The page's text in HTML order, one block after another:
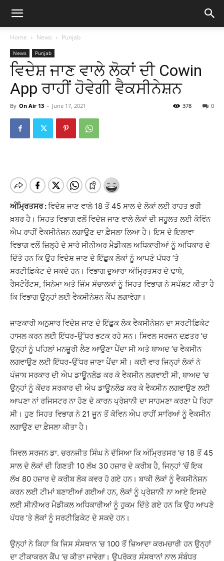
Home News Punjab
News Punjab
ਵਿਦੇਸ਼ ਜਾਣ ਵਾਲੇ ਲੋਕਾਂ ਦੀ Cowin
App ਰਾਹੀਂ ਹੋਵੇਗੀ ਵੈਕਸੀਨੇਸ਼ਨ
By On Air 13 - June 17, 2021 0
378
ਅੰਮ੍ਰਿਤਸਰ :ਵਿਦੇਸ਼ ਜਾਣ ਵਾਲੇ 18 ਤੋਂ 45 ਸਾਲ ਦੇ ਲੋਕਾਂ ਲਈ ਰਾਹਤ ਭਰੀ
ਖ਼ਬਰ ਹੈ। ਸਿਹਤ ਵਿਭਾਗ ਵਲੋਂ ਵਿਦੇਸ਼ ਜਾਣ ਵਾਲੇ ਲੋਕਾਂ ਦੀ ਸਹੂਲਤ ਲਈ ਕੋਵਿੰਨ
ਐਪ ਰਾਹੀਂ ਵੈਕਸੀਨੇਸ਼ਨ ਲਗਾਉਣ ਦਾ ਫ਼ੈਸਲਾ ਲਿਆ ਹੈ। ਇਸ ਦੇ ਇਲਾਵਾ
ਵਿਭਾਗ ਵਲੋਂ ਜ਼ਿਲ੍ਹੇ ਦੇ ਸਾਰੇ ਸੀਨੀਅਰ ਮੈਡੀਕਲ ਅਧਿਕਾਰੀਆਂ ਨੂੰ ਅਧਿਕਾਰ ਦੇ
ਦਿੱਤੇ ਹਨ ਕਿ ਉਹ ਵਿਦੇਸ਼ ਜਾਣ ਦੇ ਇੱਛੁਕ ਲੋਕਾਂ ਨੂੰ ਆਪਣੇ ਪੱਧਰ ’ਤੇ
ਸਰਟੀਫ਼ਿਕੇਟ ਦੇ ਸਕਦੇ ਹਨ। ਵਿਭਾਗ ਦੁਆਰਾ ਅੰਮ੍ਰਿਤਸਰ ਦੇ ਢਾਬੇ,
ਰੈਸਟੋਰੈਂਟਸ, ਸਿਨੇਮਾ ਅਤੇ ਜਿੰਮ ਸੰਚਾਲਕਾਂ ਨੂੰ ਸਿਹਤ ਵਿਭਾਗ ਨੇ ਸਪੱਸ਼ਟ ਕੀਤਾ ਹੈ
ਕਿ ਵਿਭਾਗ ਉਨ੍ਹਾਂ ਲਈ ਵੈਕਸੀਨੇਸ਼ਨ ਕੈਂਪ ਲਗਾਵੇਗਾ।
ਜਾਣਕਾਰੀ ਅਨੁਸਾਰ ਵਿਦੇਸ਼ ਜਾਣ ਦੇ ਇੱਛੁਕ ਲੋਕ ਵੈਕਸੀਨੇਸ਼ਨ ਦਾ ਸਰਟੀਫ਼ਿਕੇਟ
ਹਾਸਲ ਕਰਨ ਲਈ ਇੱਧਰ-ਉੱਧਰ ਭਟਕ ਰਹੇ ਸਨ। ਸਿਵਲ ਸਰਜਨ ਦਫ਼ਤਰ ’ਚ
ਉਨ੍ਹਾਂ ਨੂੰ ਪਹਿਲਾਂ ਮਨਜ਼ੂਰੀ ਲੈਣ ਆਉਣਾ ਪੈਂਦਾ ਸੀ ਅਤੇ ਬਾਅਦ ’ਚ ਵੈਕਸੀਨ
ਲਗਵਾਉਣ ਲਈ ਇੱਧਰ-ਉੱਧਰ ਜਾਣਾ ਪੈਂਦਾ ਸੀ। ਕਈ ਵਾਰ ਜਿਨ੍ਹਾਂ ਲੋਕਾਂ ਨੇ
ਪੰਜਾਬ ਸਰਕਾਰ ਦੀ ਐਪ ਡਾਊਨਲੋਡ ਕਰ ਕੇ ਵੈਕਸੀਨ ਲਗਵਾਈ ਸੀ, ਬਾਅਦ ’ਚ
ਉਨ੍ਹਾਂ ਨੂੰ ਕੇਂਦਰ ਸਰਕਾਰ ਦੀ ਐਪ ਡਾਊਨਲੋਡ ਕਰ ਕੇ ਵੈਕਸੀਨ ਲਗਵਾਉਣ ਲਈ
ਆਪਣਾ ਨਾਂ ਰਜਿਸਟਰ ਨਾ ਹੋਣ ਦੇ ਕਾਰਨ ਪ੍ਰੇਸ਼ਾਨੀ ਦਾ ਸਾਹਮਣਾ ਕਰਣਾ ਪੈ ਰਿਹਾ
ਸੀ। ਹੁਣ ਸਿਹਤ ਵਿਭਾਗ ਨੇ 21 ਜੂਨ ਤੋਂ ਕੋਵਿਨ ਐਪ ਰਾਹੀਂ ਸਾਰਿਆਂ ਨੂੰ ਵੈਕਸੀਨ
ਲਗਾਉਣ ਦਾ ਫ਼ੈਸਲਾ ਕੀਤਾ ਹੈ।
ਸਿਵਲ ਸਰਜਨ ਡਾ. ਚਰਨਜੀਤ ਸਿੰਘ ਨੇ ਦੱਸਿਆ ਕਿ ਅੰਮ੍ਰਿਤਸਰ ’ਚ 18 ਤੋਂ 45
ਸਾਲ ਦੇ ਲੋਕਾਂ ਦੀ ਗਿਣਤੀ 10 ਲੱਖ 30 ਹਜ਼ਾਰ ਦੇ ਕਰੀਬ ਹੈ, ਜਿਨ੍ਹਾਂ ’ਚੋਂ ਇਕ
ਲੱਖ 80 ਹਜ਼ਾਰ ਦੇ ਕਰੀਬ ਲੋਕ ਕਵਰ ਹੋ ਗਏ ਹਨ। ਬਾਕੀ ਲੋਕਾਂ ਨੂੰ ਵੈਕਸੀਨੇਸ਼ਨ
ਕਰਨ ਲਈ ਟੀਮਾਂ ਬਣਾਈਆਂ ਗਈਆਂ ਹਨ, ਲੋਕਾਂ ਨੂੰ ਪ੍ਰੇਸ਼ਾਨੀ ਨਾ ਆਏ ਇਸਦੇ
ਲਈ ਸੀਨੀਅਰ ਮੈਡੀਕਲ ਅਧਿਕਾਰੀਆਂ ਨੂੰ ਹੁਕਮ ਦਿੱਤੇ ਗਏ ਹਨ ਕਿ ਉਹ ਆਪਣੇ
ਪੱਧਰ ’ਤੇ ਲੋਕਾਂ ਨੂੰ ਸਰਟੀਫ਼ਿਕੇਟ ਦੇ ਸਕਦੇ ਹਨ।
ਉਨ੍ਹਾਂ ਨੇ ਕਿਹਾ ਕਿ ਜਿਸ ਸੰਸਥਾਨ ’ਚ 100 ਤੋਂ ਜ਼ਿਆਦਾ ਕਰਮਚਾਰੀ ਹਨ ਉਨ੍ਹਾਂ
ਦਾ ਟੀਕਾਕਰਨ ਕੈਂਪ ’ਚ ਕੀਤਾ ਜਾਵੇਗਾ। ਉਪਰੋਕਤ ਸੰਸਥਾਨਾਂ ਨਾਲ ਸੰਬੰਧਤ